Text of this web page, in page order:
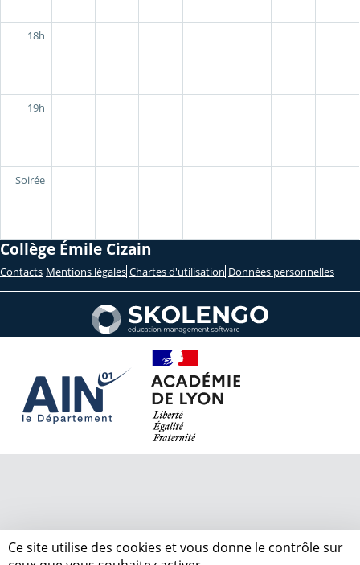
18h
19h
Soirée
Collège Émile Cizain
Contacts Mentions légales Chartes d'utilisation Données personnelles
Ce site utilise des cookies et vous donne le contrôle sur